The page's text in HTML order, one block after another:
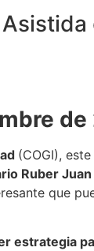
(COGI),
Ruber Juan
que
estrategia